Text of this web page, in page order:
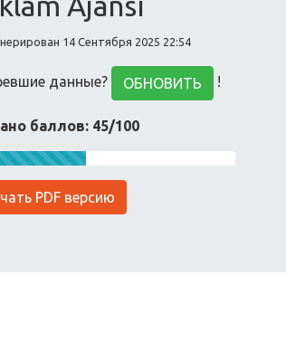
14 Сентября 2025 22:54
данные? ОБНОВИТЬ !
баллов: 45/100
PDF версию